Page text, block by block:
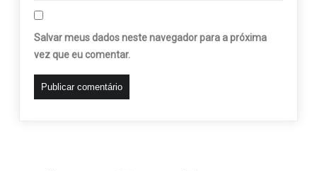
Salvar meus dados neste navegador para a próxima
vez que eu comentar.